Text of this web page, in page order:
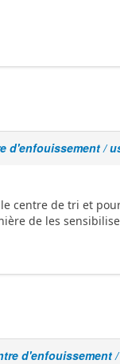
d'enfouissement /
centre de tri et
de les
d'enfouissement